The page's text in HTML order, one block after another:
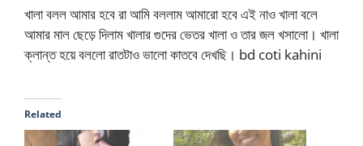
খালা বলল আমার হবে রা আমি বললাম আমারো হবে এই নাও খালা বলে
আমার মাল ছেড়ে দিলাম খালার গুদের ভেতর খালা ও তার জল খসালো। খালা
ক্লান্ত হয়ে বললো রাতটাও ভালো কাতবে দেখছি। bd coti kahini
Related